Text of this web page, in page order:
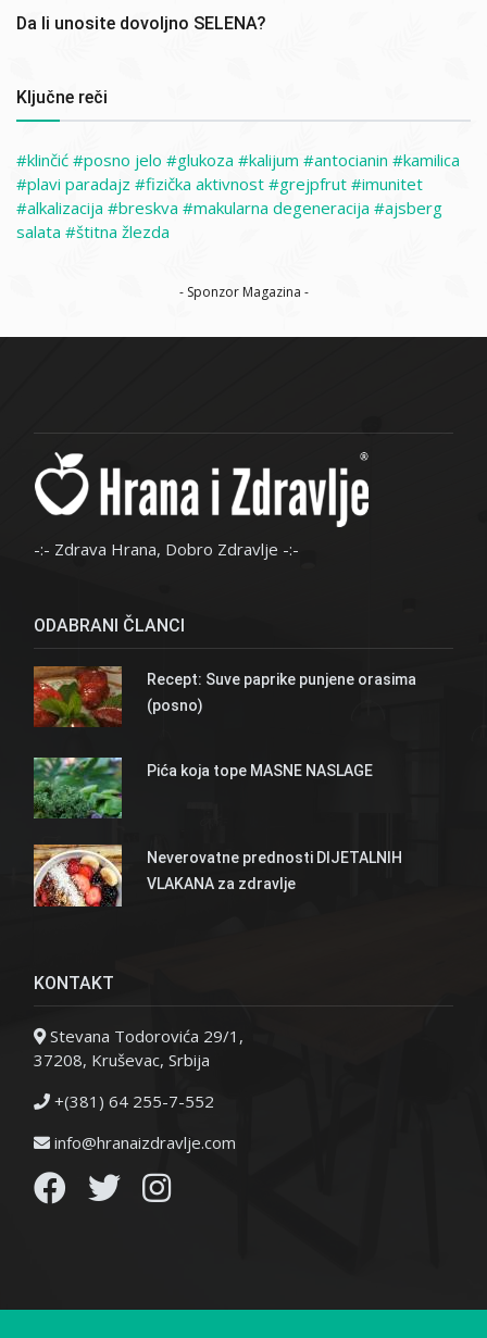
Da li unosite dovoljno SELENA?
Ključne reči
klinčić posno jelo glukoza kalijum antocianin
kamilica
plavi paradajz
fizička aktivnost grejpfrut
imunitet
alkalizacija
breskva makularna degeneracija
ajsberg
salata
štitna žlezda
- Sponzor Magazina -
-:- Zdrava Hrana, Dobro Zdravlje -:-
ODABRANI ČLANCI
Recept: Suve paprike punjene orasima
(posno)
Pića koja tope MASNE NASLAGE
Neverovatne prednosti DIJETALNIH
VLAKANA za zdravlje
KONTAKT
Stevana Todorovića 29/1,
37208, Kruševac, Srbija
+(381) 64 255-7-552
info@hranaizdravlje.com